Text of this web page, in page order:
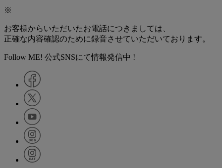
※
お客様からいただいたお電話につきましては、
正確な内容確認のために録音させていただいております。
Follow ME! 公式SNSにて情報発信中 !